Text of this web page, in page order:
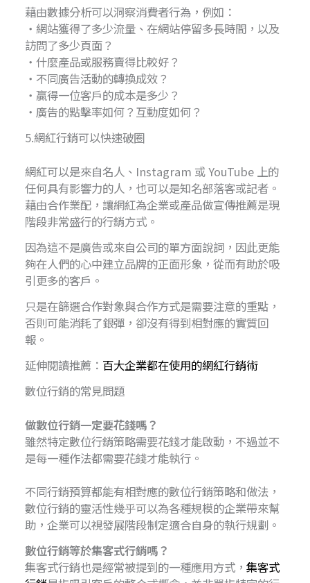
藉由數據分析可以洞察消費者行為，例如：
・網站獲得了多少流量、在網站停留多長時間，以及
訪問了多少頁面？
・什麼產品或服務賣得比較好？
・不同廣告活動的轉換成效？
・贏得一位客戶的成本是多少？
・廣告的點擊率如何？互動度如何？
5.網紅行銷可以快速破圈
網紅可以是來自名人、Instagram 或 YouTube 上的
任何具有影響力的人，也可以是知名部落客或記者。
藉由合作業配，讓網紅為企業或產品做宣傳推薦是現
階段非常盛行的行銷方式。
因為這不是廣告或來自公司的單方面說詞，因此更能
夠在人們的心中建立品牌的正面形象，從而有助於吸
引更多的客戶。
只是在篩選合作對象與合作方式是需要注意的重點，
否則可能消耗了銀彈，卻沒有得到相對應的實質回
報。
延伸閱讀推薦： 百大企業都在使用的網紅行銷術
數位行銷的常見問題
做數位行銷一定要花錢嗎？
雖然特定數位行銷策略需要花錢才能啟動，不過並不
是每一種作法都需要花錢才能執行。
不同行銷預算都能有相對應的數位行銷策略和做法，
數位行銷的靈活性幾乎可以為各種規模的企業帶來幫
助，企業可以視發展階段制定適合自身的執行規劃。
數位行銷等於集客式行銷嗎？
集客式行銷也是經常被提到的一種應用方式，集客式